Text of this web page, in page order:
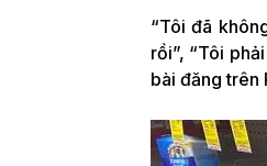
“Tôi đã
rồi”, “Tôi
bài đăng trên